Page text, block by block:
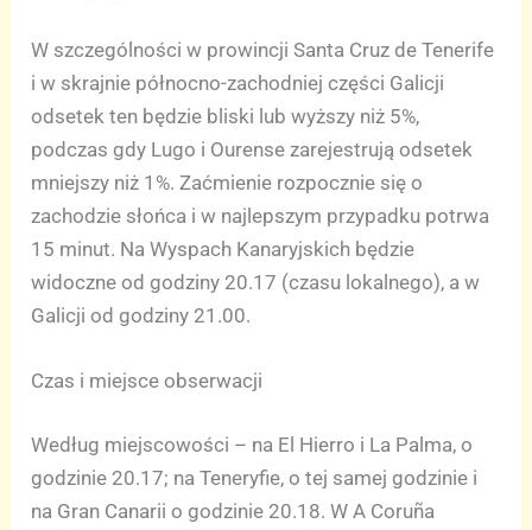
W szczególności w prowincji Santa Cruz de Tenerife
i w skrajnie północno-zachodniej części Galicji
odsetek ten będzie bliski lub wyższy niż 5%,
podczas gdy Lugo i Ourense zarejestrują odsetek
mniejszy niż 1%. Zaćmienie rozpocznie się o
zachodzie słońca i w najlepszym przypadku potrwa
15 minut. Na Wyspach Kanaryjskich będzie
widoczne od godziny 20.17 (czasu lokalnego), a w
Galicji od godziny 21.00.
Czas i miejsce obserwacji
Według miejscowości – na El Hierro i La Palma, o
godzinie 20.17; na Teneryfie, o tej samej godzinie i
na Gran Canarii o godzinie 20.18. W A Coruña